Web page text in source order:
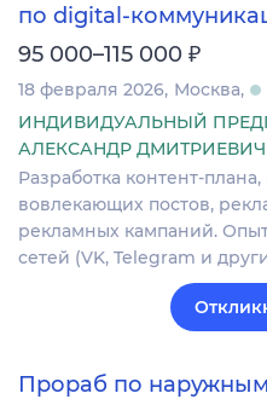
по digital-
95 000–115 000 ₽
18 февраля 2026 Москва
ИНДИВИДУАЛЬНЫЙ
АЛЕКСАНДР ДМИТРИЕВИЧ
Разработка контент-
вовлекающих постов,
рекламных кампаний.
сетей (VK, Telegram и
Прораб по